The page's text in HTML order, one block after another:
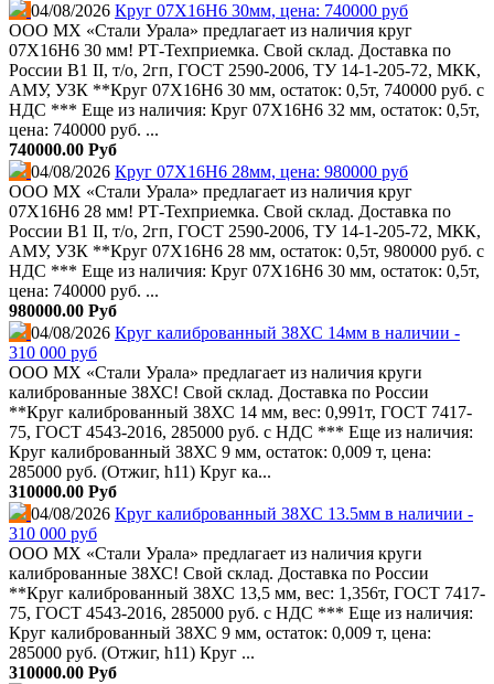
04/08/2026 Круг 07Х16Н6 30мм, цена: 740000 руб
ООО МХ «Стали Урала» предлагает из наличия круг
07Х16Н6 30 мм! РТ-Техприемка. Свой склад. Доставка по
России В1 II, т/о, 2гп, ГОСТ 2590-2006, ТУ 14-1-205-72, МКК,
АМУ, УЗК **Круг 07Х16Н6 30 мм, остаток: 0,5т, 740000 руб. с
НДС *** Еще из наличия: Круг 07Х16Н6 32 мм, остаток: 0,5т,
цена: 740000 руб. ...
740000.00 Руб
04/08/2026 Круг 07Х16Н6 28мм, цена: 980000 руб
ООО МХ «Стали Урала» предлагает из наличия круг
07Х16Н6 28 мм! РТ-Техприемка. Свой склад. Доставка по
России В1 II, т/о, 2гп, ГОСТ 2590-2006, ТУ 14-1-205-72, МКК,
АМУ, УЗК **Круг 07Х16Н6 28 мм, остаток: 0,5т, 980000 руб. с
НДС *** Еще из наличия: Круг 07Х16Н6 30 мм, остаток: 0,5т,
цена: 740000 руб. ...
980000.00 Руб
04/08/2026 Круг калиброванный 38ХС 14мм в наличии -
310 000 руб
ООО МХ «Стали Урала» предлагает из наличия круги
калиброванные 38ХС! Свой склад. Доставка по России
**Круг калиброванный 38ХС 14 мм, вес: 0,991т, ГОСТ 7417-
75, ГОСТ 4543-2016, 285000 руб. с НДС *** Еще из наличия:
Круг калиброванный 38ХС 9 мм, остаток: 0,009 т, цена:
285000 руб. (Отжиг, h11) Круг ка...
310000.00 Руб
04/08/2026 Круг калиброванный 38ХС 13.5мм в наличии -
310 000 руб
ООО МХ «Стали Урала» предлагает из наличия круги
калиброванные 38ХС! Свой склад. Доставка по России
**Круг калиброванный 38ХС 13,5 мм, вес: 1,356т, ГОСТ 7417-
75, ГОСТ 4543-2016, 285000 руб. с НДС *** Еще из наличия:
Круг калиброванный 38ХС 9 мм, остаток: 0,009 т, цена:
285000 руб. (Отжиг, h11) Круг ...
310000.00 Руб